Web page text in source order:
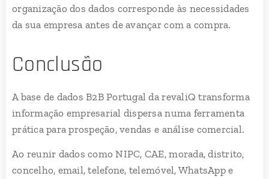
organização dos dados corresponde às necessidades
da sua empresa antes de avançar com a compra.
Conclusão
A base de dados B2B Portugal da revaliQ transforma
informação empresarial dispersa numa ferramenta
prática para prospeção, vendas e análise comercial.
Ao reunir dados como NIPC, CAE, morada, distrito,
concelho, email, telefone, telemóvel, WhatsApp e